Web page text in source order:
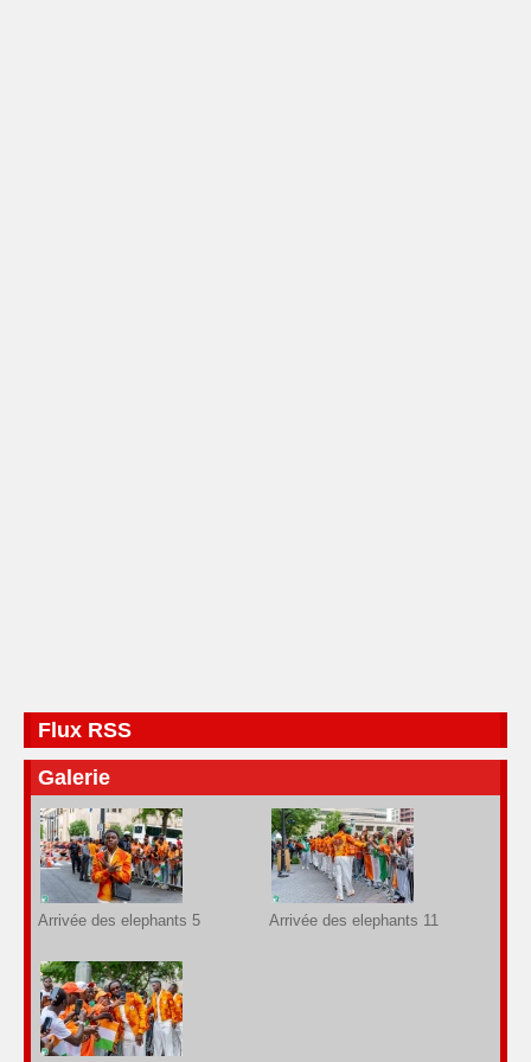
Flux RSS
Galerie
Arrivée des elephants 5 Arrivée des elephants 11